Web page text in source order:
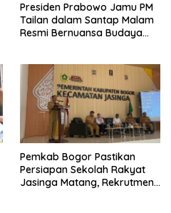
Presiden Prabowo Jamu PM
Tailan dalam Santap Malam
Resmi Bernuansa Budaya
Pemkab Bogor Pastikan
Persiapan Sekolah Rakyat
Jasinga Matang, Rekrutmen